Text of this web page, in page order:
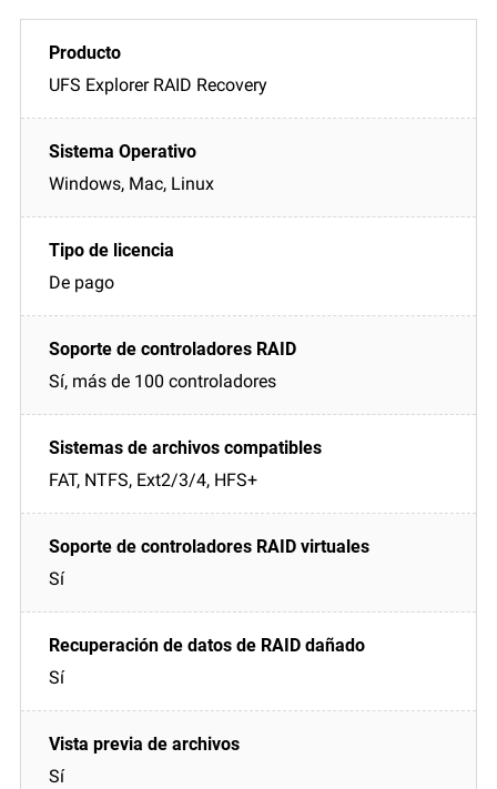
UFS Explorer RAID Recovery
Windows, Mac, Linux
De pago
Sí, más de 100 controladores
FAT, NTFS, Ext2/3/4, HFS+
Sí
Sí
Sí